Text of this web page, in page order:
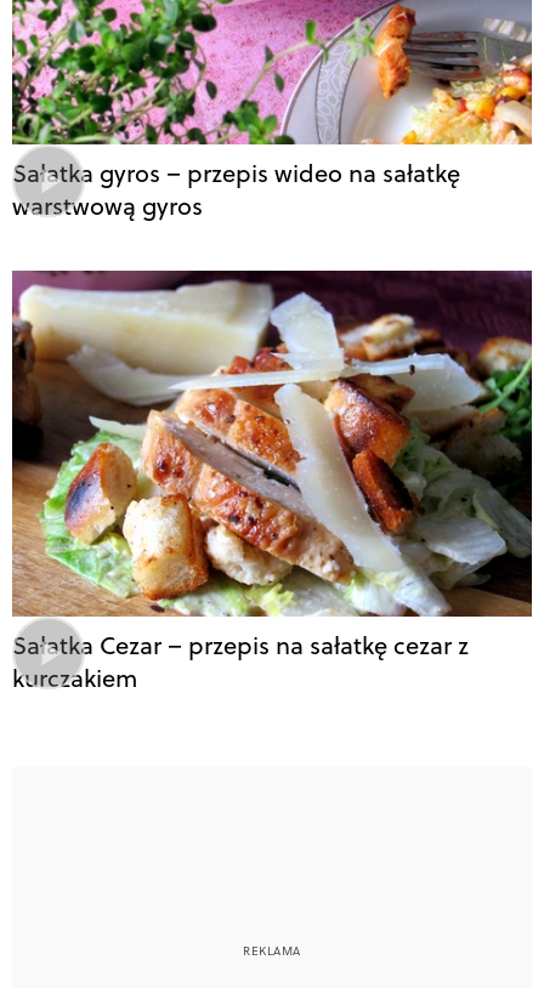
Sałatka gyros – przepis wideo na sałatkę
warstwową gyros
Sałatka Cezar – przepis na sałatkę cezar z
kurczakiem